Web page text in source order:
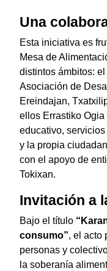
Una
Esta iniciativa es
Mesa de
distintos ámbitos:
Asociación de
Ereindajan,
ellos Errastiko
educativo,
y la propia
con el apoyo de
Tokixan.
Invitación a
Bajo el título
consumo”, el acto
personas y
la soberanía